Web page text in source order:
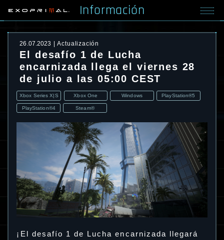
Información
26.07.2023 Actualización
El desafío 1 de Lucha
encarnizada llega el viernes 28
de julio a las 05:00 CEST
Xbox Series X|S Xbox One Windows PlayStation®5
PlayStation®4 Steam®
¡El desafío 1 de Lucha encarnizada llegará